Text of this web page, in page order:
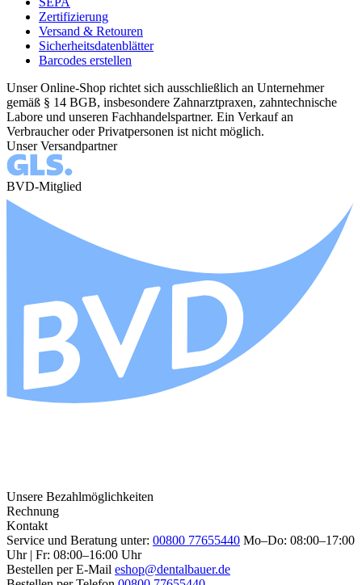
Zertifizierung
Versand & Retouren
Sicherheitsdatenblätter
Barcodes erstellen
Unser Online-Shop richtet sich ausschließlich an Unternehmer
gemäß § 14 BGB, insbesondere Zahnarztpraxen, zahntechnische
Labore und unseren Fachhandelspartner. Ein Verkauf an
Verbraucher oder Privatpersonen ist nicht möglich.
Unser Versandpartner
BVD-Mitglied
Unsere Bezahlmöglichkeiten
Rechnung
Kontakt
Service und Beratung unter: 00800 77655440 Mo–Do: 08:00–17:00
Uhr | Fr: 08:00–16:00 Uhr
Bestellen per E-Mail eshop@dentalbauer.de